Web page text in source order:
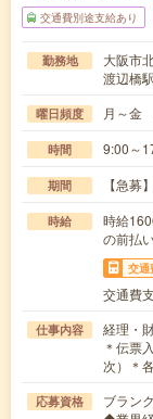
交通費別途支給あり
勤務地
大阪市
渡辺橋
曜日頻度 月～金
時間 9:00～
期間 【急募
時給
時給
の前払
交通
交通費
仕事内容
経理・
＊伝票
次）＊
応募資格
ブラン